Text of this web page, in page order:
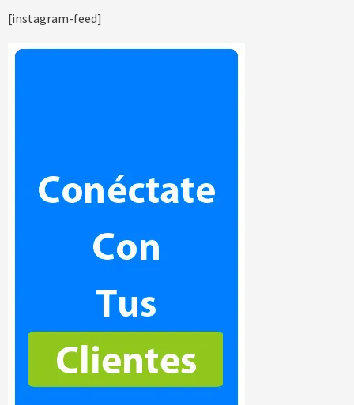
[instagram-feed]